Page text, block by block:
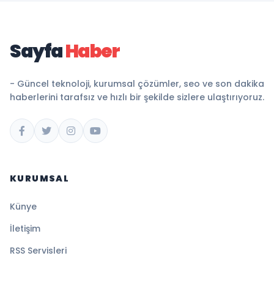
SayfaHaber
- Güncel teknoloji, kurumsal çözümler, seo ve son dakika
haberlerini tarafsız ve hızlı bir şekilde sizlere ulaştırıyoruz.
KURUMSAL
Künye
İletişim
RSS Servisleri